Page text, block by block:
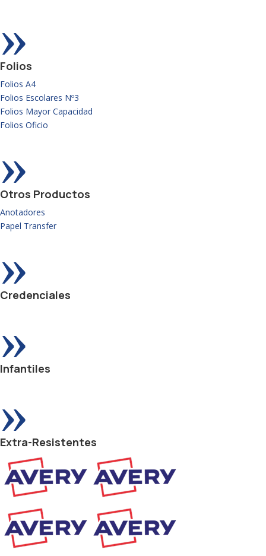
»
Folios
Folios A4
Folios Escolares Nº3
Folios Mayor Capacidad
Folios Oficio
»
Otros Productos
Anotadores
Papel Transfer
»
Credenciales
»
Infantiles
»
Extra-Resistentes